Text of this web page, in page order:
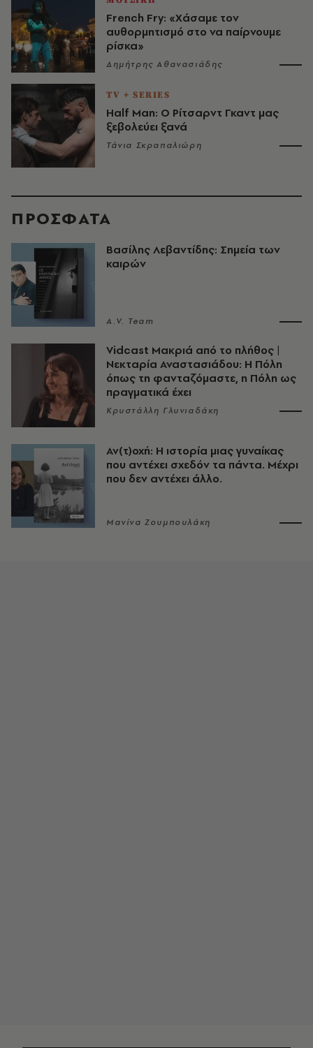
French Fry: «Χάσαμε τον
αυθορμητισμό στο να παίρνουμε
ρίσκα»
Δημήτρης Αθανασιάδης
TV + SERIES
Half Man: Ο Ρίτσαρντ Γκαντ μας
ξεβολεύει ξανά
Τάνια Σκραπαλιώρη
ΠΡΟΣΦΑΤΑ
Βασίλης Λεβαντίδης: Σημεία των
καιρών
A.V. Team
Vidcast Μακριά από το πλήθος |
Νεκταρία Αναστασιάδου: Η Πόλη
όπως τη φανταζόμαστε, η Πόλη ως
πραγματικά έχει
Κρυστάλλη Γλυνιαδάκη
Αν(τ)οχή: Η ιστορία μιας γυναίκας
που αντέχει σχεδόν τα πάντα. Μέχρι
που δεν αντέχει άλλο.
Μανίνα Ζουμπουλάκη